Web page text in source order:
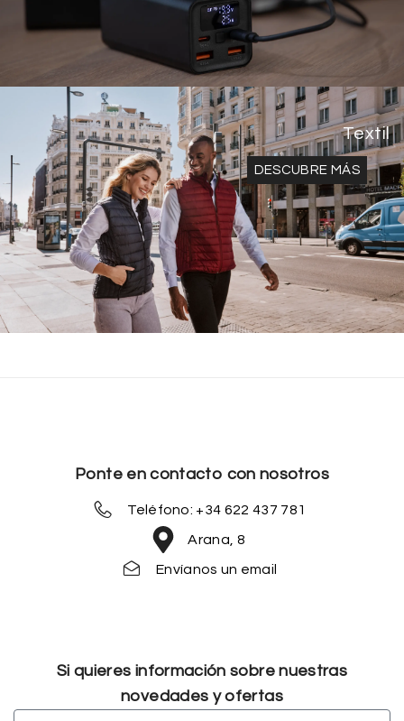
Textil
DESCUBRE MÁS
Ponte en contacto con nosotros
Teléfono: +34 622 437 781
Arana, 8
Envíanos un email
Si quieres información sobre nuestras
novedades y ofertas